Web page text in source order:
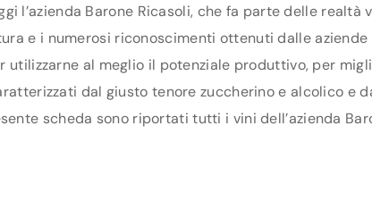
l’azienda Barone Ricasoli, che fa parte delle
e i numerosi riconoscimenti ottenuti dalle
al meglio il potenziale produttivo, per
dal giusto tenore zuccherino e alcolico e
scheda sono riportati tutti i vini dell’azienda